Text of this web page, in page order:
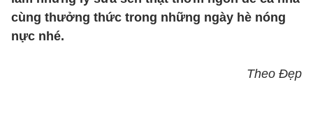
cùng thưởng thức trong những ngày hè nóng
nực nhé.
Theo Đẹp